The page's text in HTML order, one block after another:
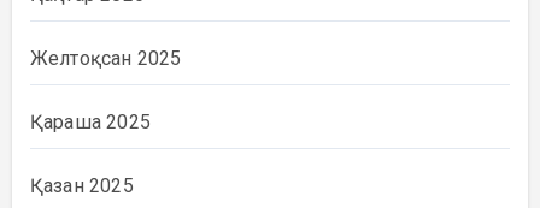
Желтоқсан 2025
Қараша 2025
Қазан 2025